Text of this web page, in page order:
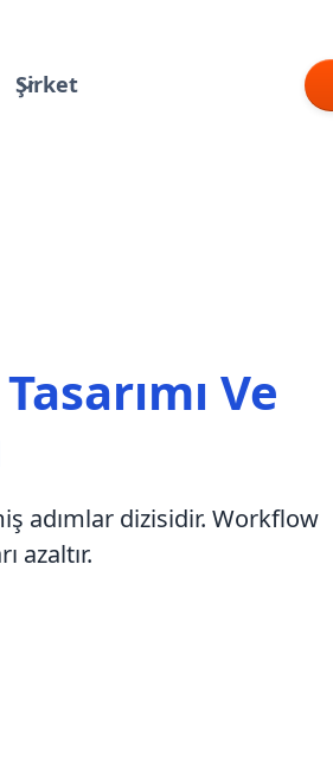
Şirket
Ve
adımlar dizisidir. Workflow
azaltır.